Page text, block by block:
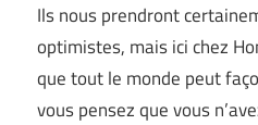
Ils nous prendront
optimistes, mais ici chez
que tout le monde peut
vous pensez que vous